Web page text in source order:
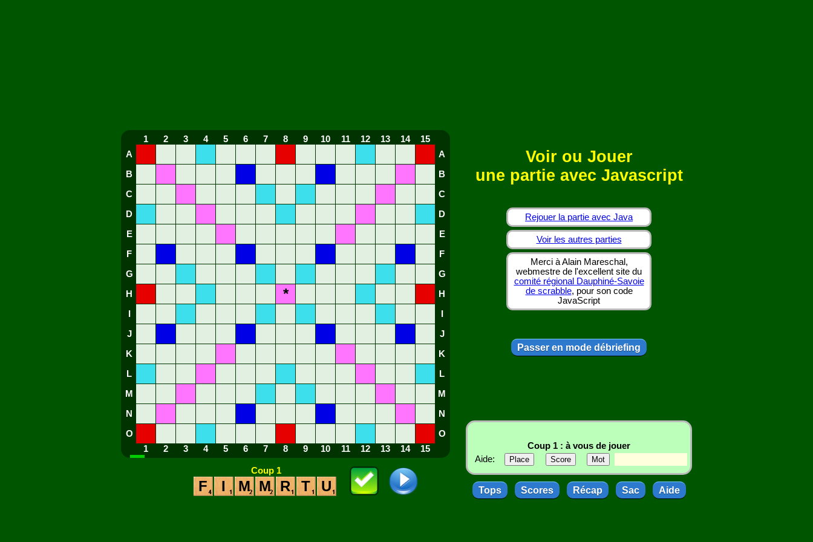
1 2 3 4 5 6 7 8 9 10 11 12 13 14
15
A
A
B B
C C
D D
E E
F F
G G
H * H
J J
K K
L L
M M
N N
O
O
1
2 3 4 5 6 7 8 9 10 11 12 13 14 15
Coup 1
F I M M R T U
Voir ou Jouer
une partie avec Javascript
Rejouer la partie avec Java
Voir les autres parties
Merci à Alain Mareschal,
webmestre de l'excellent site du
comité régional Dauphiné-Savoie
de scrabble, pour son code
JavaScript
Passer en mode débriefing
Coup 1 : à vous de jouer
Aide:
Tops Scores Récap Sac Aide